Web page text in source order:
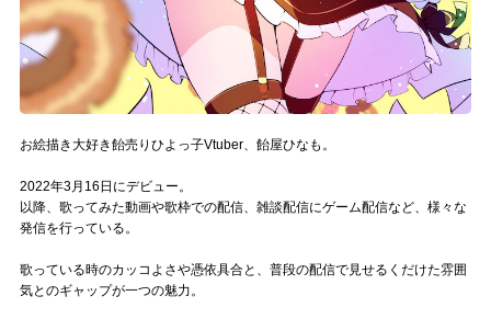
お絵描き大好き飴売りひよっ子Vtuber、飴屋ひなも。
2022年3月16日にデビュー。
以降、歌ってみた動画や歌枠での配信、雑談配信にゲーム配信など、様々な
発信を行っている。
歌っている時のカッコよさや憑依具合と、普段の配信で見せるくだけた雰囲
気とのギャップが一つの魅力。